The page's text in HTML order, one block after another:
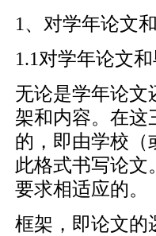
1、对学年论文
1.1对学年论文
无论是学年论文
架和内容。在这
的，即由学校（
此格式书写论
要求相适应的。
框架，即论文的